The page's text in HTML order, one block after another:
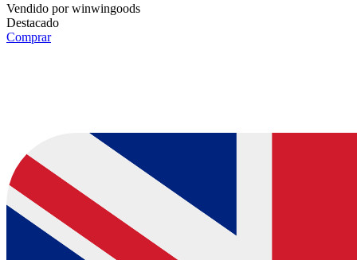
Vendido porwinwingoods
Destacado
Comprar